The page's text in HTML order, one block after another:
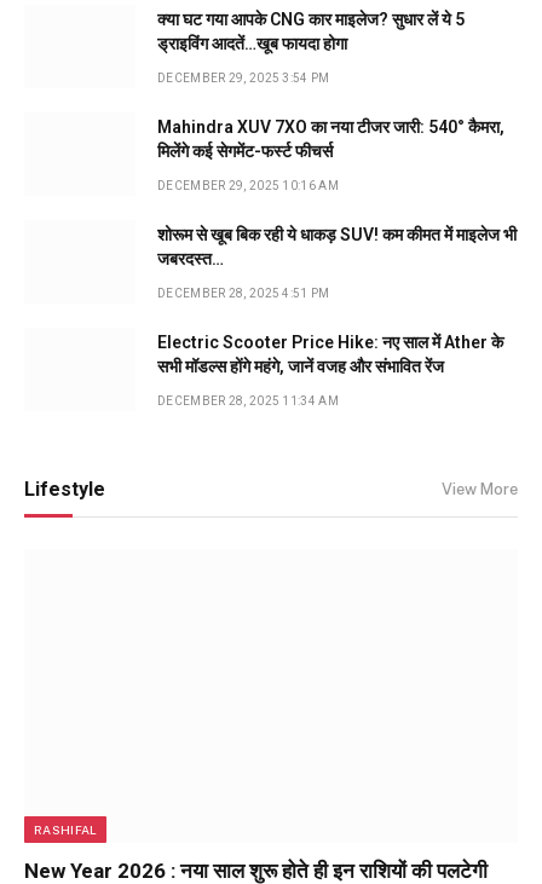
क्या घट गया आपके CNG कार माइलेज? सुधार लें ये 5
ड्राइविंग आदतें…खूब फायदा होगा
DECEMBER 29, 2025 3:54 PM
Mahindra XUV 7XO का नया टीजर जारी: 540° कैमरा,
मिलेंगे कई सेगमेंट-फर्स्ट फीचर्स
DECEMBER 29, 2025 10:16 AM
शोरूम से खूब बिक रही ये धाकड़ SUV! कम कीमत में माइलेज भी
जबरदस्त…
DECEMBER 28, 2025 4:51 PM
Electric Scooter Price Hike: नए साल में Ather के
सभी मॉडल्स होंगे महंगे, जानें वजह और संभावित रेंज
DECEMBER 28, 2025 11:34 AM
Lifestyle View More
RASHIFAL
New Year 2026 : नया साल शुरू होते ही इन राशियों की पलटेगी